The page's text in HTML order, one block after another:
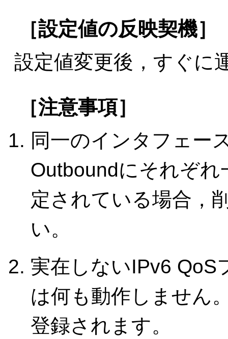
［設定値の反映契機］
設定値変更後，すぐに
［注意事項］
同一のインタフェー
Outboundにそれぞ
定されている場合，
い。
実在しないIPv6 QoS
は何も動作しません
登録されます。